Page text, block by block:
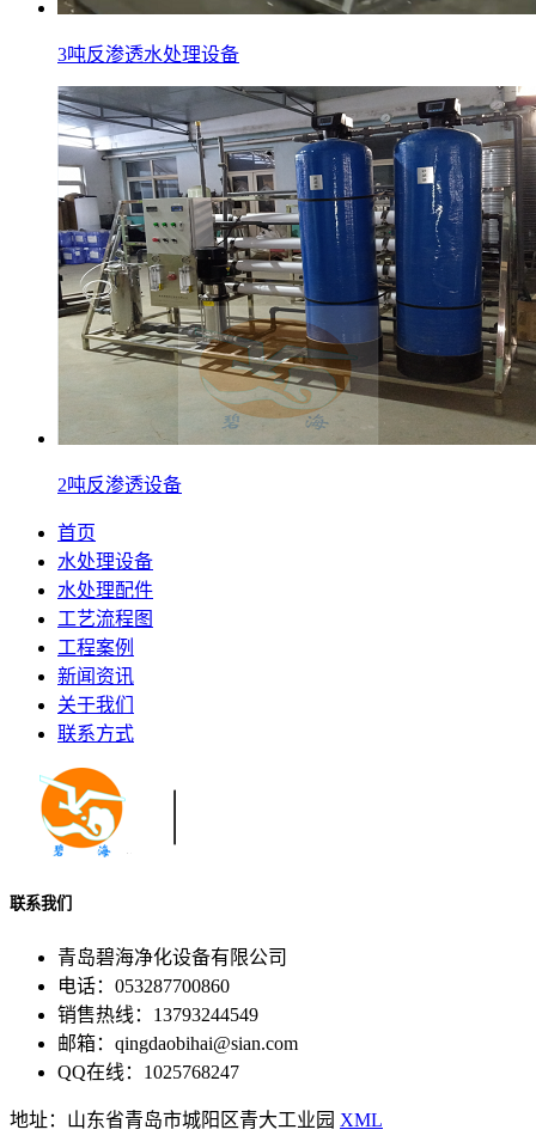
3吨反渗透水处理设备
2吨反渗透设备
首页
水处理设备
水处理配件
工艺流程图
工程案例
新闻资讯
关于我们
联系方式
联系我们
青岛碧海净化设备有限公司
电话：053287700860
销售热线：13793244549
邮箱：qingdaobihai@sian.com
QQ在线：1025768247
地址：山东省青岛市城阳区青大工业园 XML